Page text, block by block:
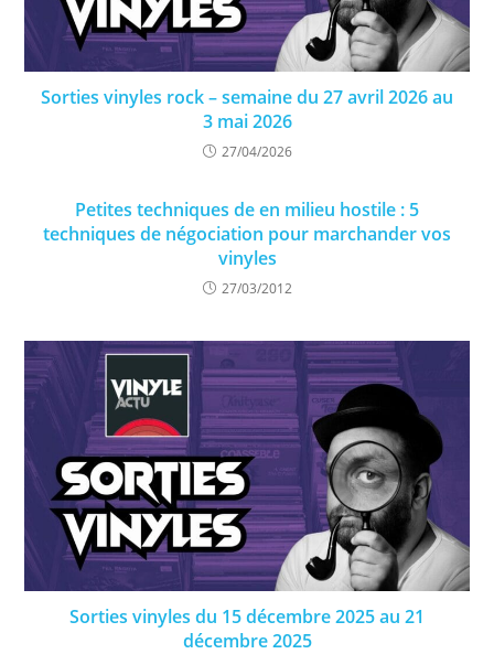
Sorties vinyles rock – semaine du 27 avril 2026 au
3 mai 2026
27/04/2026
Petites techniques de en milieu hostile : 5
techniques de négociation pour marchander vos
vinyles
27/03/2012
Sorties vinyles du 15 décembre 2025 au 21
décembre 2025